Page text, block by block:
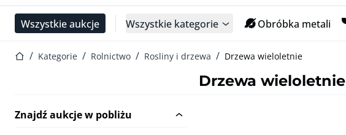
Wszystkie aukcje Wszystkie kategorie Obróbka metali
Strona główna
Kategorie Rolnictwo Rosliny i drzewa Drzewa wieloletnie
Drzewa wieloletnie
Znajdź aukcje w pobliżu